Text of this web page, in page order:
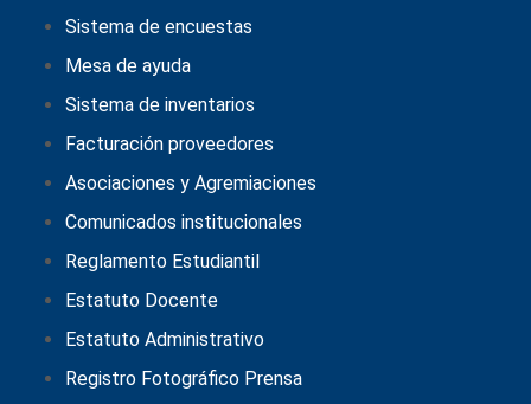
Sistema de encuestas
Mesa de ayuda
Sistema de inventarios
Facturación proveedores
Asociaciones y Agremiaciones
Comunicados institucionales
Reglamento Estudiantil
Estatuto Docente
Estatuto Administrativo
Registro Fotográfico Prensa